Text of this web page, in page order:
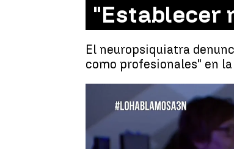
"Establecer
El neuropsiquiatra
como profesionales" en